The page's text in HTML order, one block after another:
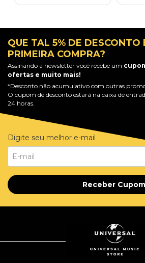
QUE TAL 5% DE DESCONTO
PRIMEIRA COMPRA?
Assinando a newsletter você recebe um
ofertas e muito mais!
*Desconto não acumulativo com outras
O cupom de desconto estará na caixa de
24 horas.
Digite seu melhor e-mail
Receber Cupom